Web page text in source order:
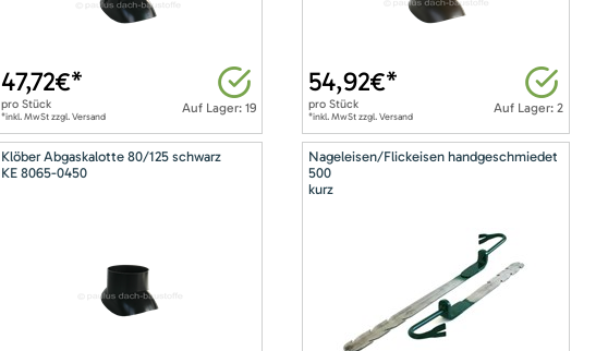
Auf Lager: 19
47,72€*
pro Stück
*inkl. MwSt zzgl. Versand
Auf Lager: 2
54,92€*
proStück
*inkl. MwSt zzgl. Versand
Klöber Abgaskalotte 80/125 schwarz
KE 8065-0450
Nageleisen/Flickeisen handgeschmiedet
500
kurz